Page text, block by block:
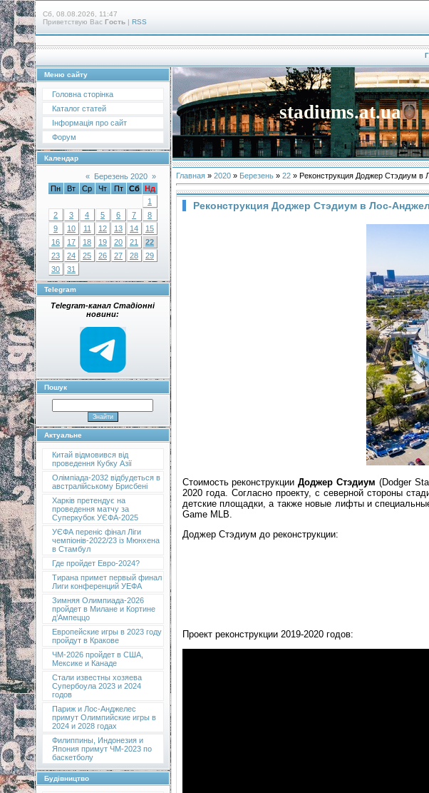
Сб, 08.08.2026, 11:47
Приветствую Вас Гость| RSS
Меню сайту
Головна сторінка
Каталог статей
Інформація про сайт
Форум
Календар
« Березень 2020 »
Пн
Вт Ср Чт Пт Сб
Нд
1
2
3 4 5 6 7
8
9
10 11 12 13 14
15
16
17 18 19 20 21
22
23
24 25 26 27 28
29
30
31
Telegram
Telegram-канал Стадіонні
новини:
Пошук
Актуальне
Китай відмовився від
проведення Кубку Азії
Олімпіада-2032 відбудеться в
австралійському Брисбені
Харків претендує на
проведення матчу за
Суперкубок УЄФА-2025
УЄФА переніс фінал Ліги
чемпіонів-2022/23 із Мюнхена
в Стамбул
Где пройдет Евро-2024?
Тирана примет первый финал
Лиги конференций УЕФА
Зимняя Олимпиада-2026
пройдет в Милане и Кортине
д’Ампеццо
Европейские игры в 2023 году
пройдут в Кракове
ЧМ-2026 пройдет в США,
Мексике и Канаде
Стали известны хозяева
Супербоула 2023 и 2024
годов
Париж и Лос-Анджелес
примут Олимпийские игры в
2024 и 2028 годах
Филиппины, Индонезия и
Япония примут ЧМ-2023 по
баскетболу
Будівництво
stadiums.at.ua
Главная» 2020 » Березень » 22» Реконструкция Доджер Стэдиум в
Реконструкция Доджер Стэдиум в Лос-
Стоимость реконструкцииДоджер Стэдиум (Dodger
2020 года. Согласно проекту, с северной стороны
детские площадки, а также новые лифты и
Game MLB.
Доджер Стэдиум до реконструкции:
Проект реконструкции 2019-2020 годов: